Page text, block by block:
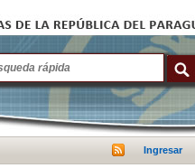
Ingresar